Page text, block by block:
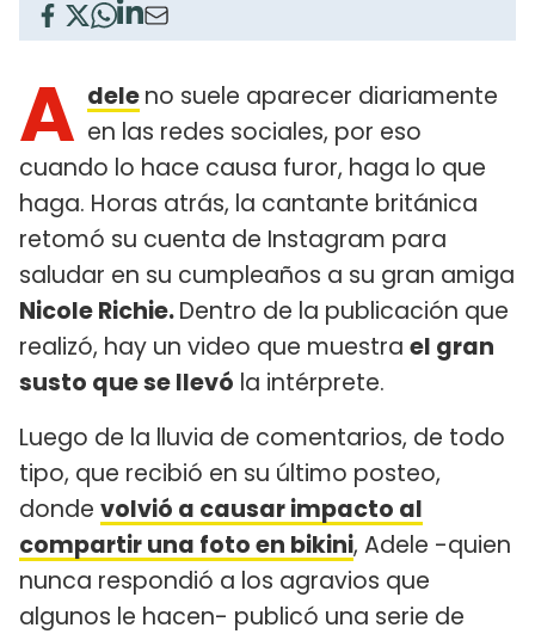
A deleno suele aparecer diariamente
en las redes sociales, por eso
cuando lo hace causa furor, haga lo que
haga. Horas atrás, la cantante británica
retomó su cuenta de Instagram para
saludar en su cumpleaños a su gran amiga
Nicole Richie.Dentro de la publicación que
realizó, hay un video que muestra el gran
susto que se llevó la intérprete.
Luego de la lluvia de comentarios, de todo
tipo, que recibió en su último posteo,
donde volvió a causar impacto al
compartir una foto en bikini, Adele -quien
nunca respondió a los agravios que
algunos le hacen- publicó una serie de